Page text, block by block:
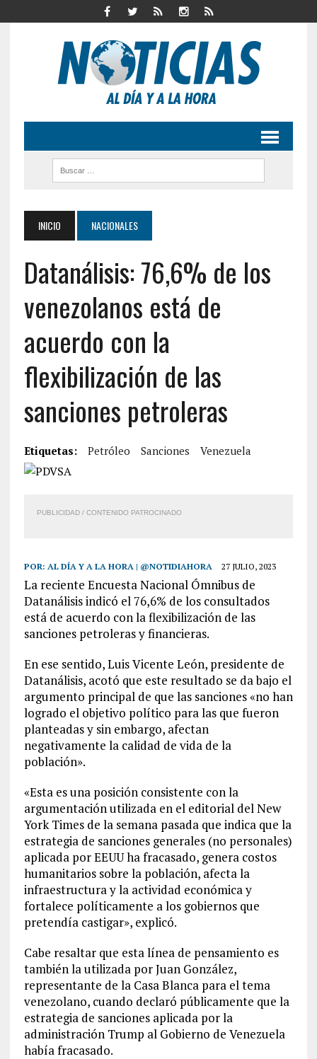
INICIO NACIONALES
Datanálisis: 76,6% de los
venezolanos está de
acuerdo con la
flexibilización de las
sanciones petroleras
Etiquetas: Petróleo Sanciones Venezuela
PUBLICIDAD / CONTENIDO PATROCINADO
POR: AL DÍA Y A LA HORA | @NOTIDIAHORA 27 JULIO, 2023
La reciente Encuesta Nacional Ómnibus de
Datanálisis indicó el 76,6% de los consultados
está de acuerdo con la flexibilización de las
sanciones petroleras y financieras.
En ese sentido, Luis Vicente León, presidente de
Datanálisis, acotó que este resultado se da bajo el
argumento principal de que las sanciones «no han
logrado el objetivo político para las que fueron
planteadas y sin embargo, afectan
negativamente la calidad de vida de la
población».
«Esta es una posición consistente con la
argumentación utilizada en el editorial del New
York Times de la semana pasada que indica que la
estrategia de sanciones generales (no personales)
aplicada por EEUU ha fracasado, genera costos
humanitarios sobre la población, afecta la
infraestructura y la actividad económica y
fortalece políticamente a los gobiernos que
pretendía castigar», explicó.
Cabe resaltar que esta línea de pensamiento es
también la utilizada por Juan González,
representante de la Casa Blanca para el tema
venezolano, cuando declaró públicamente que la
estrategia de sanciones aplicada por la
administración Trump al Gobierno de Venezuela
había fracasado.